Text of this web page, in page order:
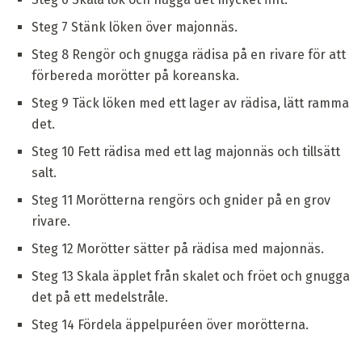
Steg 7 Stänk löken över majonnäs.
Steg 8 Rengör och gnugga rädisa på en rivare för att
förbereda morötter på koreanska.
Steg 9 Täck löken med ett lager av rädisa, lätt ramma
det.
Steg 10 Fett rädisa med ett lag majonnäs och tillsätt
salt.
Steg 11 Morötterna rengörs och gnider på en grov
rivare.
Steg 12 Morötter sätter på rädisa med majonnäs.
Steg 13 Skala äpplet från skalet och fröet och gnugga
det på ett medelstråle.
Steg 14 Fördela äppelpuréen över morötterna.